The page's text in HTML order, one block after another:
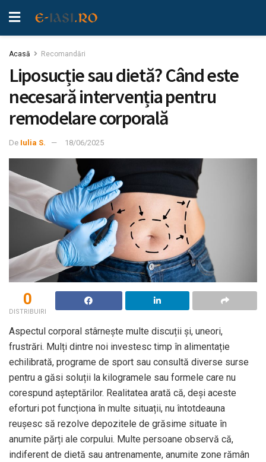
Acasă Recomandări
Liposucție sau dietă? Când este
necesară intervenția pentru
remodelare corporală
De Iulia S. 18/06/2025
0
DISTRIBUIRI
Aspectul corporal stârnește multe discuții și, uneori,
frustrări. Mulți dintre noi investesc timp în alimentație
echilibrată, programe de sport sau consultă diverse surse
pentru a găsi soluții la kilogramele sau formele care nu
corespund așteptărilor. Realitatea arată că, deși aceste
eforturi pot funcționa în multe situații, nu întotdeauna
reușesc să rezolve depozitele de grăsime situate în
anumite părți ale corpului. Multe persoane observă că,
indiferent de dietă sau antrenamente, anumite zone rămân